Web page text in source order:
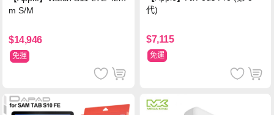
m S/M
$14,946
免運
代)
$7,115
免運